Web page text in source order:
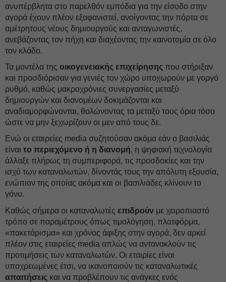
ανυπέρβλητα στο παρελθόν εμπόδια για την είσοδο στην
αγορά έχουν πλέον εξαφανιστεί, ανοίγοντας την πόρτα σε
αμέτρητους νέους δημιουργούς και ανταγωνιστές,
ανεβάζοντας τον πήχη και διαχέοντας την καινοτομία σε όλο
τον κλάδο.
Τα μοντέλα της οικογενειακής επιχείρησης που στήριξαν
και προσδιόρισαν για γενιές τον χώρο υποχωρούν με γοργό
ρυθμό, καθώς μακροχρόνιες συνεργασίες μεταξύ
δημιουργών και διανομέων δοκιμάζονται και
αναδιαμορφώνονται, θολώνοντας τα μεταξύ τους όρια τόσο
ώστε να μην ξεχωρίζουν οι μεν από τους δε.
Ενώ οι εταιρείες media συζητούσαν ακόμα εάν ο βασιλιάς
είναι το περιεχόμενο ή η διανομή, η ψηφιακή τεχνολογία
άλλαξε πλήρως τη συμπεριφορά, τις προσδοκίες και την
ισχύ των καταναλωτών, δίνοντάς τους την απόλυτη εξουσία,
ενώπιον της οποίας ακόμα και οι βασιλιάδες κλίνουν το
γόνυ.
Καθώς σήμερα οι καταναλωτές επιδρούν με χειροπιαστό
τρόπο σε παραμέτρους όπως τιμολόγηση, πλατφόρμα,
«πακετάρισμα» και χρόνος άφιξης στην αγορά, δεν αρκεί
πλέον στις εταιρείες media απλώς να αντανακλούν τις
προτιμήσεις των καταναλωτών. Οι εταιρίες είναι
υποχρεωμένες έτσι, να ικανοποιούν τις καταναλωτικές
απαιτήσεις και να προβλέπουν τις ανάγκες ενός